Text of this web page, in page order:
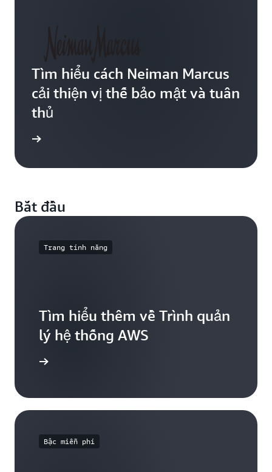
Tìm hiểu cách Neiman Marcus
cải thiện vị thế bảo mật và tuân
thủ
Bắt đầu
Trang tính năng
Tìm hiểu thêm về Trình quản
lý hệ thống AWS
Bậc miễn phí